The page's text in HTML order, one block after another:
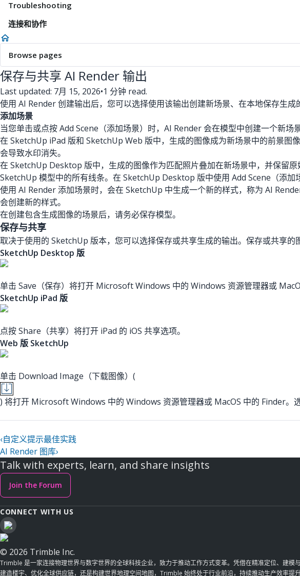
Troubleshooting
连接和协作
Browse pages
保存与共享 AI Render 输出
Last updated: 7月 15, 2026•1 分钟 read.
使用 AI Render 创建输出后，您可以选择使用该输出创建新场景、在本地保存生成
添加场景
当您单击或点按 Add Scene（添加场景）时，AI Render 会在模型中创建一个新
在 SketchUp iPad 版和 SketchUp Web 版中，生成的图像成为新场景中的前景图
会导致水印消失。
在 SketchUp Desktop 版中，生成的图像作为匹配照片叠加在新场景中，并保留
SketchUp 模型中的所有线条。在 SketchUp Desktop 版中使用 Add Scene（添
使用 AI Render 添加场景时，会在 SketchUp 中生成一个新的样式，称为 AI
会创建新的样式。
在创建包含生成图像的场景后，请务必保存模型。
保存与共享
取决于使用的 SketchUp 版本，您可以选择保存或共享生成的输出。保存或共享的
SketchUp Desktop 版
单击 Save（保存）将打开 Microsoft Windows 中的 Windows 资源管理器或
SketchUp iPad 版
点按 Share（共享）将打开 iPad 的 iOS 共享选项。
Web 版 SketchUp
单击 Download Image（下载图像）(
) 将打开 Microsoft Windows 中的 Windows 资源管理器或 MacOS 中的 Finder。
‹自定义提示最佳实践
AI Render 图库›
Talk with experts, learn, and share insights
Join the Forum
CONNECT WITH US
© 2026 Trimble Inc.
Trimble 是一家连接物理世界与数字世界的全球科技企业，致力于推动工作方式变革。凭借在精准定位、建
建造楼宇、优化全球供应链，还是构建世界地理空间地图，Trimble 始终处于行业前沿，持续推动生产效率提升